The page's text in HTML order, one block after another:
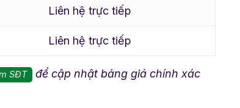
Liên hệ trực tiếp
Liên hệ trực tiếp
SĐT
để cập nhật bảng giá chính xác